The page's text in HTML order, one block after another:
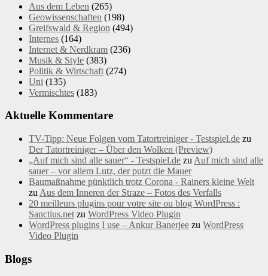
Aus dem Leben (265)
Geowissenschaften (198)
Greifswald & Region (494)
Internes (164)
Internet & Nerdkram (236)
Musik & Style (383)
Politik & Wirtschaft (274)
Uni (135)
Vermischtes (183)
Aktuelle Kommentare
TV-Tipp: Neue Folgen vom Tatortreiniger - Testspiel.de zu
Der Tatortreiniger – Über den Wolken (Preview)
„Auf mich sind alle sauer“ - Testspiel.de zu Auf mich sind alle
sauer – vor allem Lutz, der putzt die Mauer
Baumaßnahme pünktlich trotz Corona - Rainers kleine Welt
zu Aus dem Inneren der Straze – Fotos des Verfalls
20 meilleurs plugins pour votre site ou blog WordPress :
Sanctius.net zu WordPress Video Plugin
WordPress plugins I use – Ankur Banerjee zu WordPress
Video Plugin
Blogs